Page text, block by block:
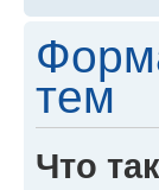
тем
Что